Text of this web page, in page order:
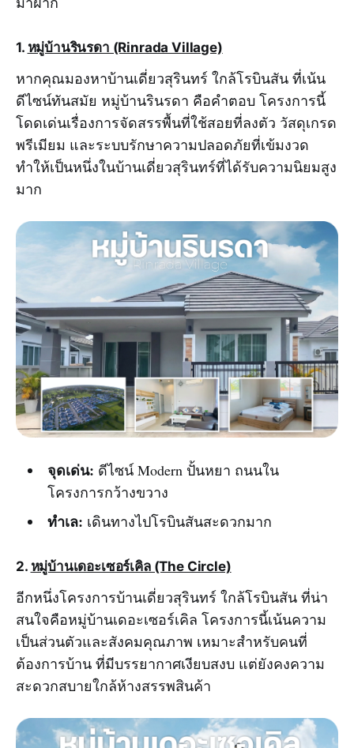
1. หมู่บ้านรินรดา (Rinrada Village)
หากคุณมองหาบ้านเดี่ยวสุรินทร์ ใกล้โรบินสัน ที่เน้น
ดีไซน์ทันสมัย หมู่บ้านรินรดา คือคำตอบ โครงการนี้
โดดเด่นเรื่องการจัดสรรพื้นที่ใช้สอยที่ลงตัว วัสดุเกรด
พรีเมียม และระบบรักษาความปลอดภัยที่เข้มงวด
ทำให้เป็นหนึ่งในบ้านเดี่ยวสุรินทร์ที่ได้รับความนิยมสูง
มาก
จุดเด่น: ดีไซน์ Modern ปั้นหยา ถนนใน
โครงการกว้างขวาง
ทำเล: เดินทางไปโรบินสันสะดวกมาก
2. หมู่บ้านเดอะเซอร์เคิล (The Circle)
อีกหนึ่งโครงการบ้านเดี่ยวสุรินทร์ ใกล้โรบินสัน ที่น่า
สนใจคือหมู่บ้านเดอะเซอร์เคิล โครงการนี้เน้นความ
เป็นส่วนตัวและสังคมคุณภาพ เหมาะสำหรับคนที่
ต้องการบ้าน ที่มีบรรยากาศเงียบสงบ แต่ยังคงความ
สะดวกสบายใกล้ห้างสรรพสินค้า